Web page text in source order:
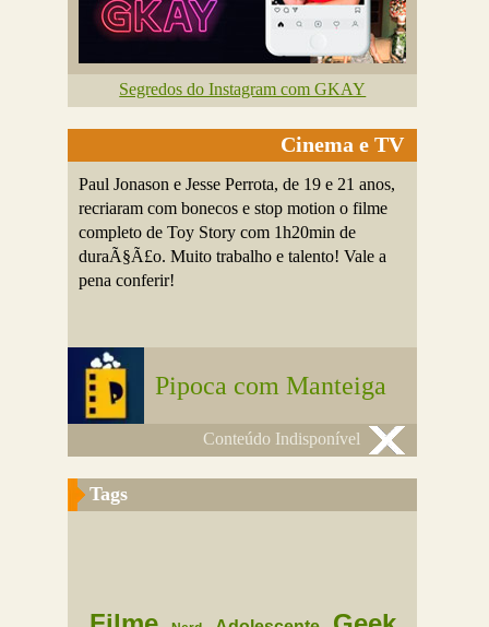
Segredos do Instagram com GKAY
Cinema e TV
Paul Jonason e Jesse Perrota, de 19 e 21 anos,
recriaram com bonecos e stop motion o filme
completo de Toy Story com 1h20min de
duraÃ§Ã£o. Muito trabalho e talento! Vale a
pena conferir!
Pipoca com Manteiga
Conteúdo Indisponível
Tags